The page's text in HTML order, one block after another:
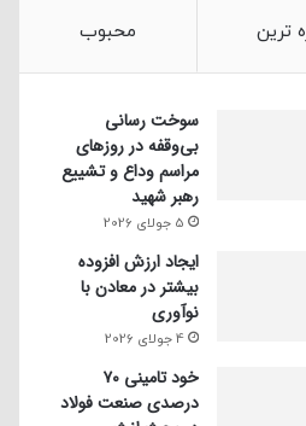
ترین محبوب
سوخت رسانی
بی‌وقفه در روز‌های
مراسم وداع و تشییع
رهبر شهید
5 جولای 2026
ایجاد ارزش افزوده
بیشتر در معادن با
نوآوری
4 جولای 2026
خود تامینی ۷۰
درصدی صنعت فولاد